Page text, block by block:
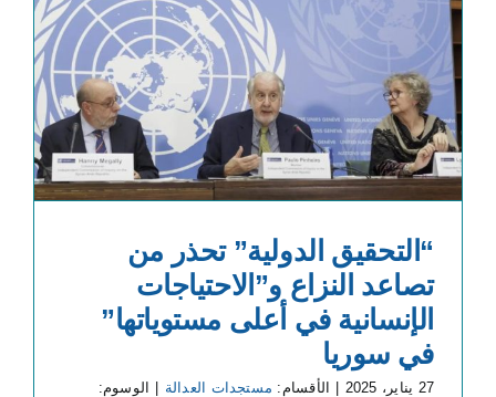
“التحقيق الدولية” تحذر من
تصاعد النزاع و”الاحتياجات
الإنسانية في أعلى مستوياتها”
في سوريا
27 يناير، 2025 | الأقسام: مستجدات العدالة | الوسوم: